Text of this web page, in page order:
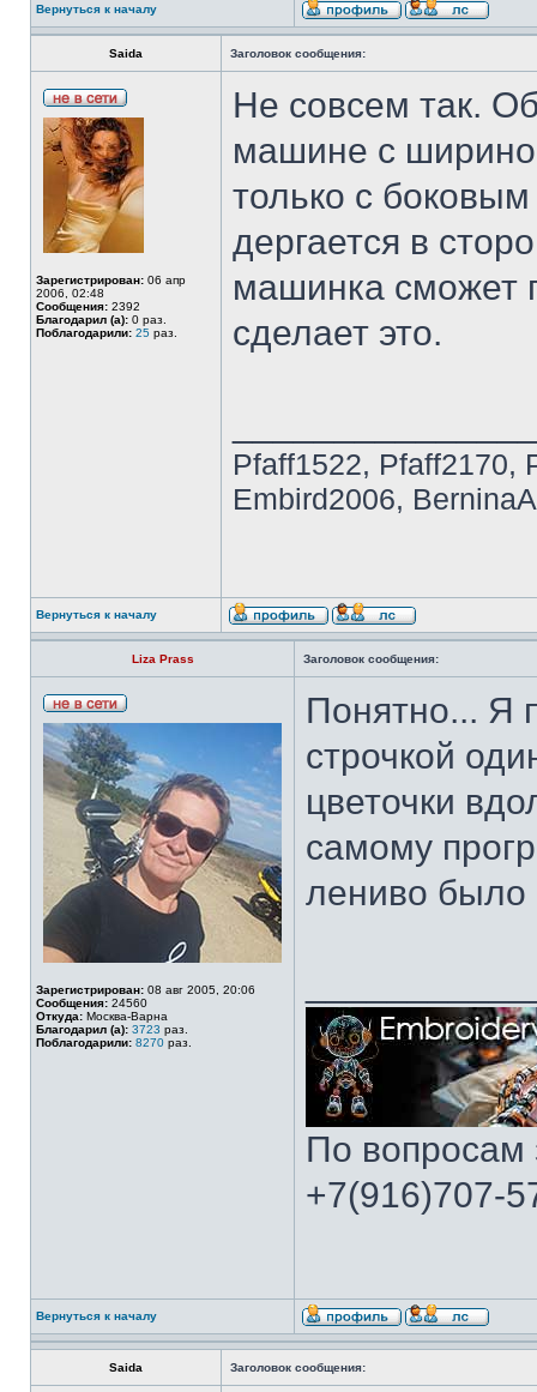
Вернуться к началу
Saida Заголовок сообщения:
Зарегистрирован: 06 апр
2006, 02:48
Сообщения: 2392
Благодарил (а): 0 раз.
Поблагодарили: 25 раз.
Не совсем так.
машине с
только с
дергается в
машинка сможет
сделает это.
Pfaff1522, Pfaff2170,
Embird2006,
Вернуться к началу
Liza Prass Заголовок сообщения:
Зарегистрирован: 08 авг 2005, 20:06
Сообщения: 24560
Откуда: Москва-Варна
Благодарил (а): 3723 раз.
Поблагодарили: 8270 раз.
Понятно... Я
строчкой
цветочки
самому
лениво было
По вопросам
+7(916)707-
Вернуться к началу
Saida Заголовок сообщения: